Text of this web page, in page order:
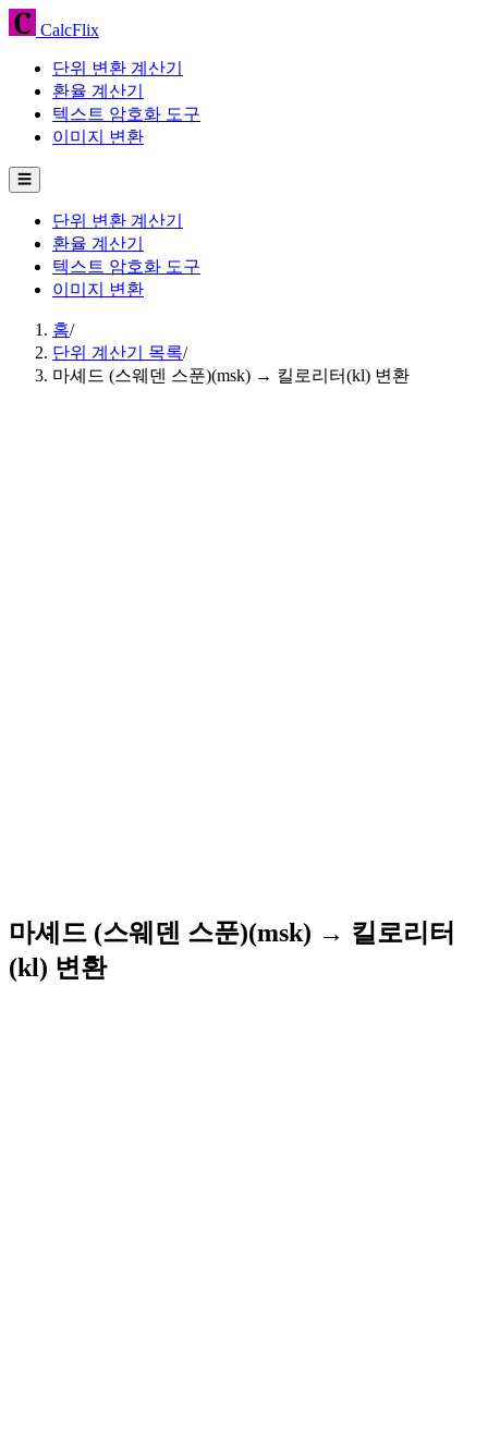
CalcFlix
단위 변환 계산기
환율 계산기
텍스트 암호화 도구
이미지 변환
☰
단위 변환 계산기
환율 계산기
텍스트 암호화 도구
이미지 변환
홈/
단위 계산기 목록/
마셰드 (스웨덴 스푼)(msk) → 킬로리터(kl) 변환
마셰드 (스웨덴 스푼)(msk) → 킬로리터
(kl) 변환